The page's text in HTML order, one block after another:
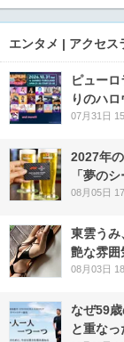
エンタメ | アクセス
ピュー
りのハ
07月31日
2027年
「夢の
08月05日
東雲うみ
艶な雰囲
08月03日
なぜ59
と重なっ